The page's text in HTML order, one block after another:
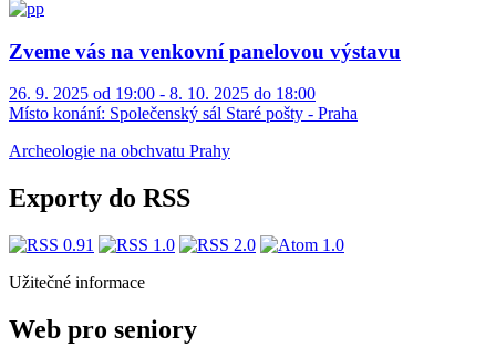
Zveme vás na venkovní panelovou výstavu
26. 9. 2025 od 19:00 - 8. 10. 2025 do 18:00
Místo konání: Společenský sál Staré pošty - Praha
Archeologie na obchvatu Prahy
Exporty do RSS
Užitečné informace
Web pro seniory